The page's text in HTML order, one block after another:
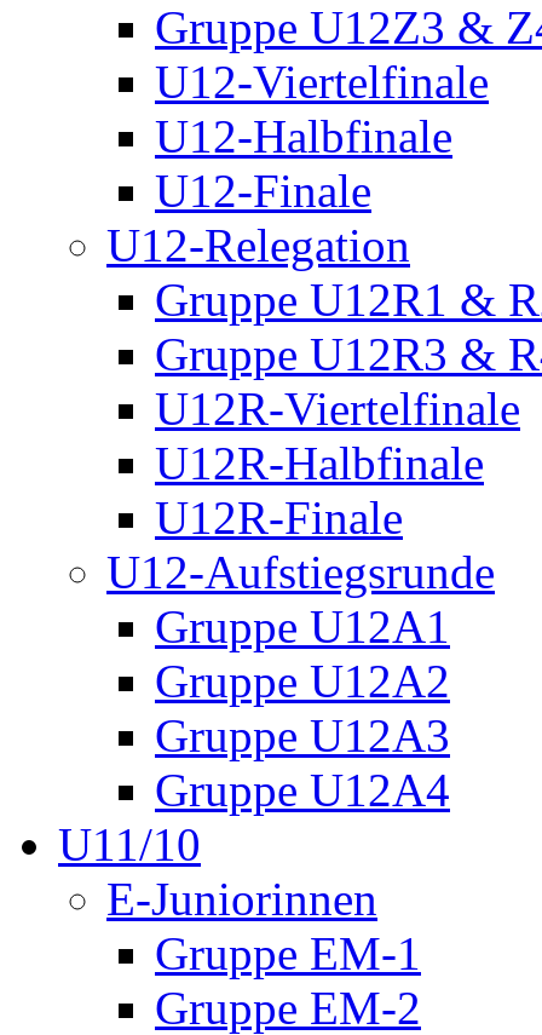
Gruppe U12Z3 &
U12-Viertelfinale
U12-Halbfinale
U12-Finale
U12-Relegation
Gruppe U12R1 &
Gruppe U12R3 &
U12R-Viertelfinale
U12R-Halbfinale
U12R-Finale
U12-Aufstiegsrunde
Gruppe U12A1
Gruppe U12A2
Gruppe U12A3
Gruppe U12A4
U11/10
E-Juniorinnen
Gruppe EM-1
Gruppe EM-2